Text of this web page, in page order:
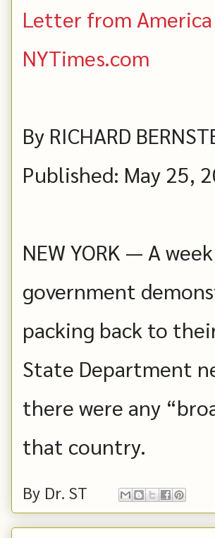
Letter from
NYTimes.com
By RICHARD
Published: May 25,
NEW YORK — A
government
packing back to
State Department
there were any
that country.
By Dr. ST